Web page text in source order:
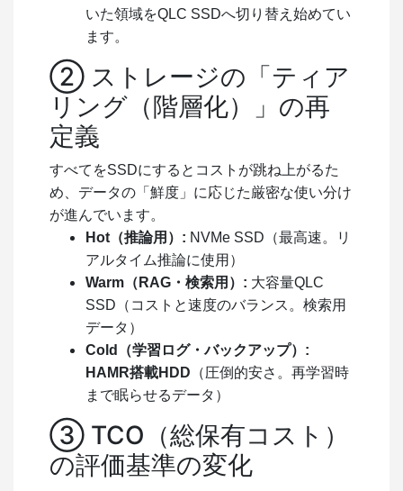
いた領域をQLC SSDへ切り替え始めてい
ます。
② ストレージの「ティア
リング（階層化）」の再
定義
すべてをSSDにするとコストが跳ね上がるた
め、データの「鮮度」に応じた厳密な使い分け
が進んでいます。
Hot（推論用）: NVMe SSD（最高速。リ
アルタイム推論に使用）
Warm（RAG・検索用）: 大容量QLC
SSD（コストと速度のバランス。検索用
データ）
Cold（学習ログ・バックアップ）:
HAMR搭載HDD （圧倒的安さ。再学習時
まで眠らせるデータ）
③ TCO（総保有コスト）
の評価基準の変化